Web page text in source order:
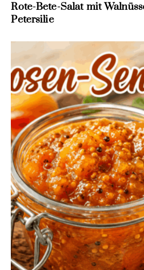
Rote-Bete-Salat mit
Petersilie